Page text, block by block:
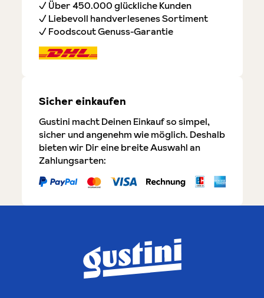
✓ Über 450.000 glückliche Kunden
✓ Liebevoll handverlesenes Sortiment
✓ Foodscout Genuss-Garantie
Sicher einkaufen
Gustini macht Deinen Einkauf so simpel,
sicher und angenehm wie möglich. Deshalb
bieten wir Dir eine breite Auswahl an
Zahlungsarten: